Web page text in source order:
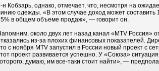
н Кобзарь, однако, отмечает, что, несмотря на
одежды. «В этом случае доход может
в общем объеме продаж», — говорит он.
около двух лет назад канал «MTV Россия»
из-за плохих финансовых показателей.
с ноября MTV запустил в России новый проект с
проект развивается успешно. У «Союза»
думаю, им все-таки стоит найти», —